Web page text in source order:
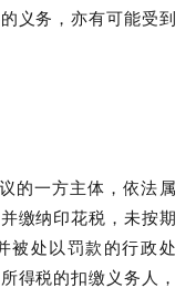
义务，亦有可能受到
的一方主体，依法属
缴纳印花税，未按期
被处以罚款的行政处
得税的扣缴义务人，